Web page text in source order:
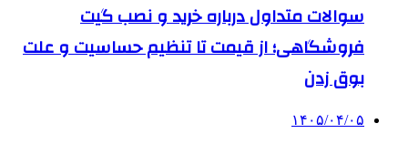
سوالات متداول درباره خرید و نصب گیت
فروشگاهی؛ از قیمت تا تنظیم حساسیت و علت
بوق زدن
۱۴۰۵/۰۴/۰۵